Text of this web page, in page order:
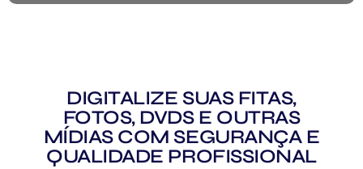
DIGITALIZE SUAS FITAS,
FOTOS, DVDS E OUTRAS
MÍDIAS COM SEGURANÇA E
QUALIDADE PROFISSIONAL